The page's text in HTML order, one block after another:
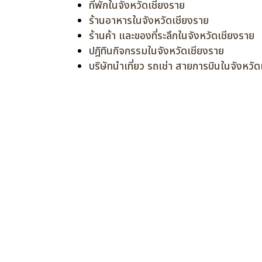
ที่พักในจังหวัดเชียงราย
ร้านอาหารในจังหวัดเชียงราย
ร้านค้า และของที่ระลึกในจังหวัดเชียงราย
ปฎิทินกิจกรรมในจังหวัดเชียงราย
บริษัทนำเที่ยว รถเช่า สายการบินในจังหวัด